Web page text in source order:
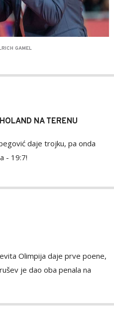
GAMEL
NA TERENU
daje trojku, pa onda
- 19:7!
Olimpija daje prve poene,
je dao oba penala na